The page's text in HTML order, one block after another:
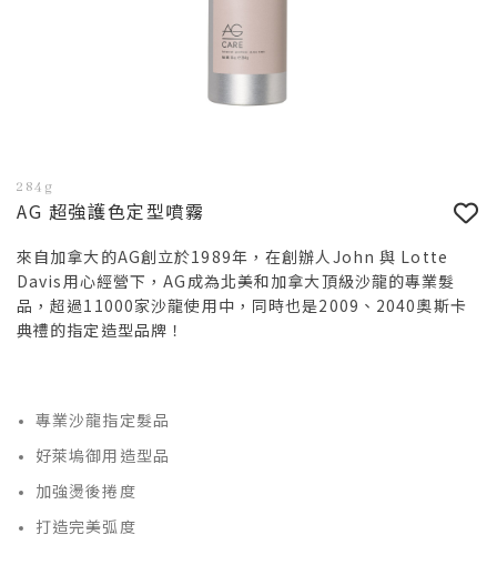
AG 超強護色定型噴霧
284g
來自加拿大的AG創立於1989年，在創辦人John 與 Lotte
Davis用心經營下，AG成為北美和加拿大頂級沙龍的專業髮
品，超過11000家沙龍使用中，同時也是2009、2040奧斯卡
典禮的指定造型品牌！
專業沙龍指定髮品
好萊塢御用造型品
加強燙後捲度
打造完美弧度